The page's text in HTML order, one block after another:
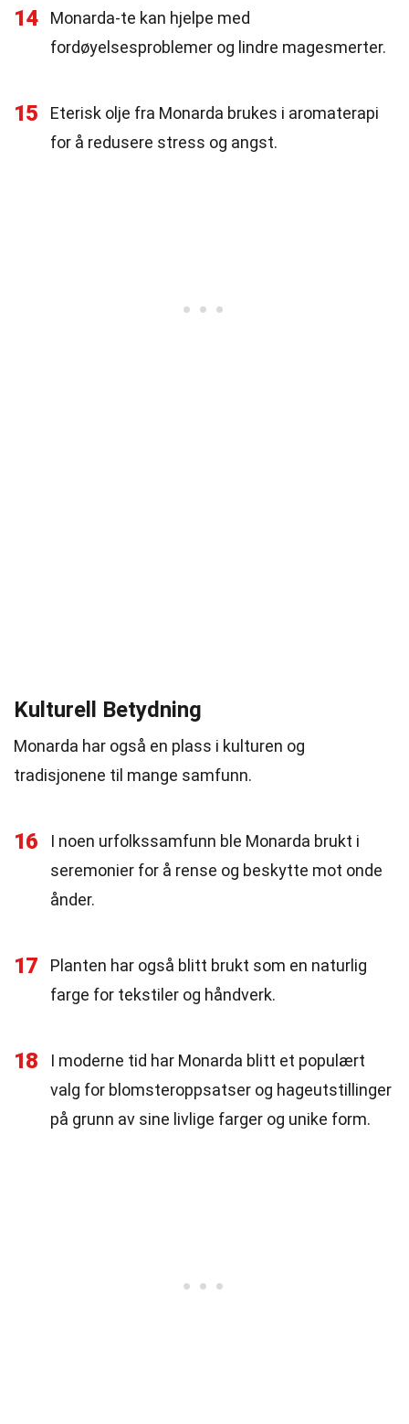
14
Monarda-te kan hjelpe med
fordøyelsesproblemer og lindre magesmerter.
15
Eterisk olje fra Monarda brukes i aromaterapi
for å redusere stress og angst.
Kulturell Betydning
Monarda har også en plass i kulturen og
tradisjonene til mange samfunn.
16
I noen urfolkssamfunn ble Monarda brukt i
seremonier for å rense og beskytte mot onde
ånder.
17
Planten har også blitt brukt som en naturlig
farge for tekstiler og håndverk.
18
I moderne tid har Monarda blitt et populært
valg for blomsteroppsatser og hageutstillinger
på grunn av sine livlige farger og unike form.